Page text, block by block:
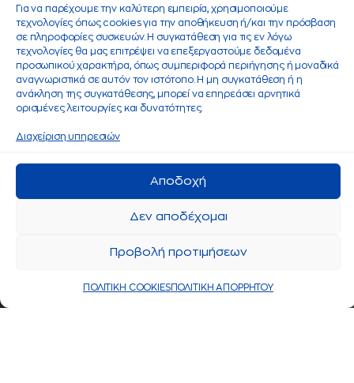
Για να παρέχουμε την καλύτερη εμπειρία, χρησιμοποιούμε
τεχνολογίες όπως cookies για την αποθήκευση ή/και την πρόσβαση
σε πληροφορίες συσκευών. Η συγκατάθεση για τις εν λόγω
τεχνολογίες θα μας επιτρέψει να επεξεργαστούμε δεδομένα
προσωπικού χαρακτήρα, όπως συμπεριφορά περιήγησης ή μοναδικά
αναγνωριστικά σε αυτόν τον ιστότοπο. Η μη συγκατάθεση ή η
ανάκληση της συγκατάθεσης, μπορεί να επηρεάσει αρνητικά
ορισμένες λειτουργίες και δυνατότητες.
Διαχείριση υπηρεσιών
Αποδοχή
Δεν αποδέχομαι
Προβολή προτιμήσεων
ΠΟΛΙΤΙΚΗ COOKIESΠΟΛΙΤΙΚΗ ΑΠΟΡΡΗΤΟΥ